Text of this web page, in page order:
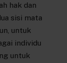
hak dan
sisi mata
untuk
individu
untuk